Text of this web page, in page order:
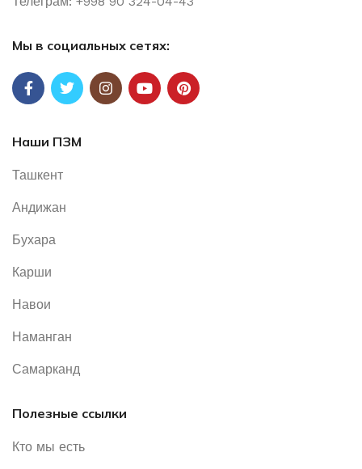
Мы в социальных сетях:
Наши ПЗМ
Ташкент
Андижан
Бухара
Карши
Навои
Наманган
Самарканд
Полезные ссылки
Кто мы есть